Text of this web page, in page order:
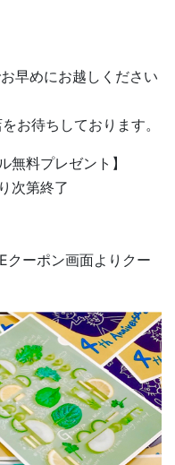
早めにお越しください
お待ちしております。
無料プレゼント】
次第終了
クーポン画面よりクー